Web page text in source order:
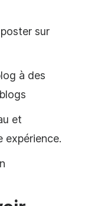
sur
à des
et
expérience.